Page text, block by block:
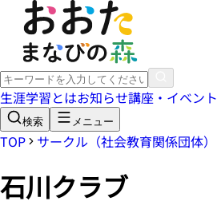
生涯学習とはお知らせ講座・イベント
検索 メニュー
TOP サークル（社会教育関係団体）
石川クラブ